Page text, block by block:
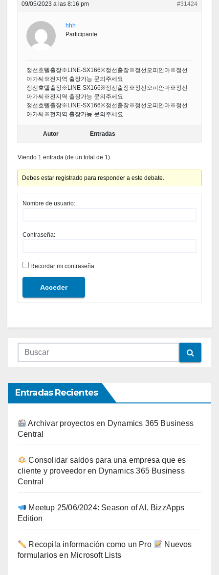
09/05/2023 a las 8:16 pm #31424
hhh
Participante
정선호텔출장※LINE-SX166※정선출장※정선오피안마※정선
아가씨※전지역 출장가능 문의주세요
정선호텔출장※LINE-SX166※정선출장※정선오피안마※정선
아가씨※전지역 출장가능 문의주세요
정선호텔출장※LINE-SX166※정선출장※정선오피안마※정선
아가씨※전지역 출장가능 문의주세요
Autor Entradas
Viendo 1 entrada (de un total de 1)
Debes estar registrado para responder a este debate.
Nombre de usuario:
Contraseña:
Recordar mi contraseña
Acceder
Entradas Recientes
Archivar proyectos en Dynamics 365 Business
Central
Consolidar saldos para una empresa que es
cliente y proveedor en Dynamics 365 Business
Central
Meetup 25/06/2024: Season of AI, BizzApps
Edition
Recopila información como un Pro
Nuevos
formularios en Microsoft Lists